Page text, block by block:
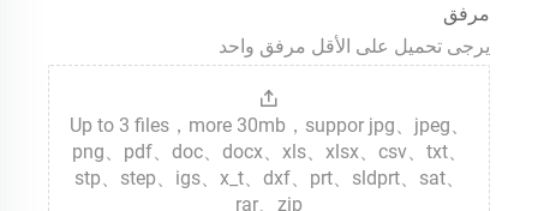
مرفق
يرجى تحميل على الأقل مرفق واحد
Up to 3 files，more 30mb，suppor jpg、jpeg、
png、pdf、doc、docx、xls、xlsx、csv、txt、
stp、step、igs、x_t、dxf、prt、sldprt、sat、
rar、zip